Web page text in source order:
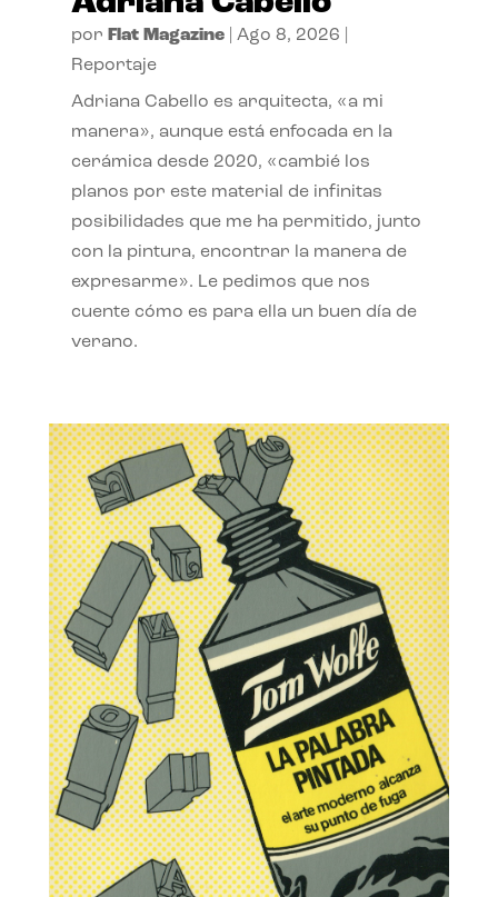
por Flat Magazine| Ago 8, 2026
Reportaje
Adriana Cabello es arquitecta, «a mi
manera», aunque está enfocada en la
cerámica desde 2020, «cambié los
planos por este material de infinitas
posibilidades que me ha permitido, junto
con la pintura, encontrar la manera de
expresarme». Le pedimos que nos
cuente cómo es para ella un buen día de
verano.